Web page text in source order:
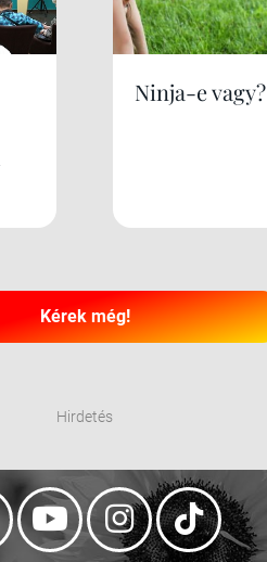
Ninja-e vagy?
Kérek még!
Hirdetés